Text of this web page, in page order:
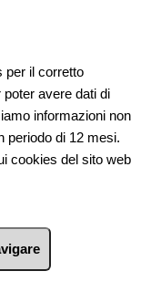
per il corretto
avere dati di
informazioni non
periodo di 12 mesi.
cookies del sito web